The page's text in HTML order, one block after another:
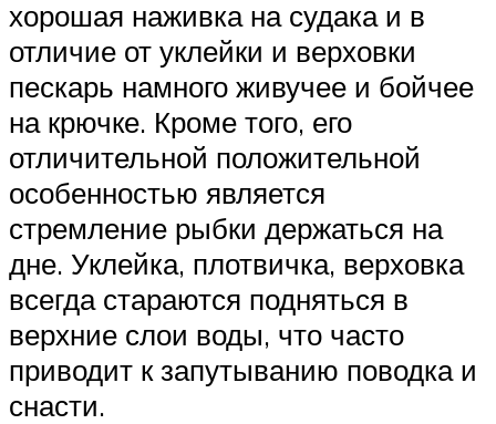
хорошая наживка на судака и в
отличие от уклейки и верховки
пескарь намного живучее и бойчее
на крючке. Кроме того, его
отличительной положительной
особенностью является
стремление рыбки держаться на
дне. Уклейка, плотвичка, верховка
всегда стараются подняться в
верхние слои воды, что часто
приводит к запутыванию поводка и
снасти.